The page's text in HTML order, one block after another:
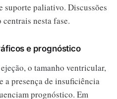
suporte paliativo. Discussões
nesta fase.
e prognóstico
o tamanho ventricular,
a presença de insuficiência
prognóstico. Em